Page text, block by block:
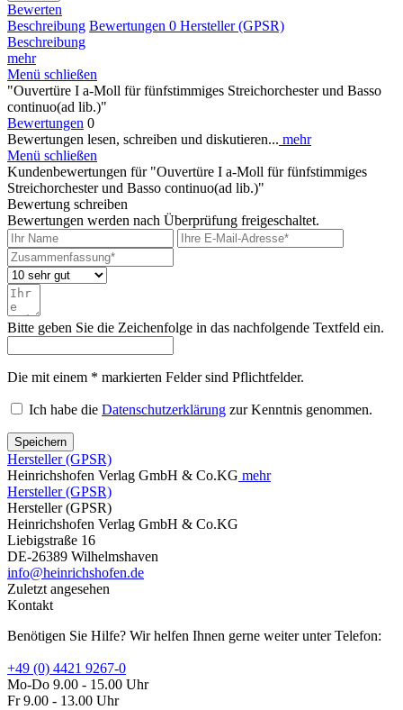
Bewerten
Beschreibung Bewertungen 0 Hersteller (GPSR)
Beschreibung
mehr
Menü schließen
"Ouvertüre I a-Moll für fünfstimmiges Streichorchester und Basso
continuo(ad lib.)"
Bewertungen 0
Bewertungen lesen, schreiben und diskutieren... mehr
Menü schließen
Kundenbewertungen für "Ouvertüre I a-Moll für fünfstimmiges
Streichorchester und Basso continuo(ad lib.)"
Bewertung schreiben
Bewertungen werden nach Überprüfung freigeschaltet.
Bitte geben Sie die Zeichenfolge in das nachfolgende Textfeld ein.
Die mit einem * markierten Felder sind Pflichtfelder.
Ich habe die Datenschutzerklärung zur Kenntnis genommen.
Speichern
Hersteller (GPSR)
Heinrichshofen Verlag GmbH & Co.KG mehr
Hersteller (GPSR)
Hersteller (GPSR)
Heinrichshofen Verlag GmbH & Co.KG
Liebigstraße 16
DE-26389 Wilhelmshaven
info@heinrichshofen.de
Zuletzt angesehen
Kontakt
Benötigen Sie Hilfe? Wir helfen Ihnen gerne weiter unter Telefon:
+49 (0) 4421 9267-0
Mo-Do 9.00 - 15.00 Uhr
Fr 9.00 - 13.00 Uhr